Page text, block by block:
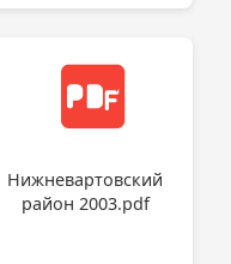
Нижневартовский
район 2003.pdf